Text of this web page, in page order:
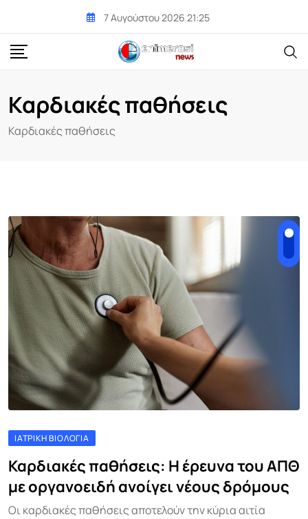
content
7 Αυγούστου 2026 21:25
Καρδιακές παθήσεις
Καρδιακές παθήσεις
ΙΑΤΡΙΚΉ ΒΙΟΛΟΓΊΑ
Καρδιακές παθήσεις: Η έρευνα του ΑΠΘ
με οργανοειδή ανοίγει νέους δρόμους
Οι καρδιακές παθήσεις αποτελούν την κύρια αιτία